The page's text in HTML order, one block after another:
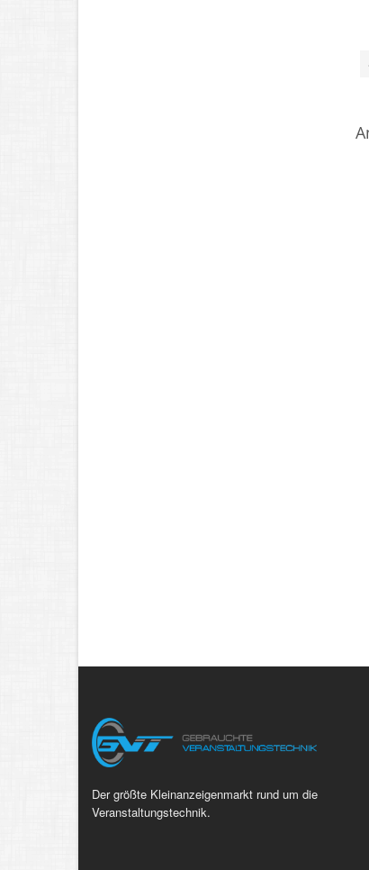
Der größte Kleinanzeigenmarkt rund um die
Veranstaltungstechnik.